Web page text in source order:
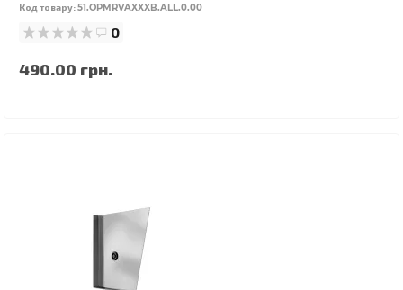
Код товару:51.OPMRVAXXXB.ALL.0.00
0
490.00 грн.